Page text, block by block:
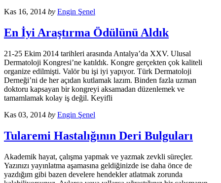
Kas 16, 2014 by Engin Şenel
En İyi Araştırma Ödülünü Aldık
21-25 Ekim 2014 tarihleri arasında Antalya’da XXV. Ulusal
Dermatoloji Kongresi’ne katıldık. Kongre gerçekten çok kaliteli
organize edilmişti. Valör bu işi iyi yapıyor. Türk Dermatoloji
Derneği’ni de her açıdan kutlamak lazım. Binden fazla uzman
doktoru kapsayan bir kongreyi aksamadan düzenlemek ve
tamamlamak kolay iş değil. Keyifli
Kas 03, 2014 by Engin Şenel
Tularemi Hastalığının Deri Bulguları
Akademik hayat, çalışma yapmak ve yazmak zevkli süreçler.
Yazınızı yayınlatma aşamasına geldiğinizde ise daha önce de
yazdığım gibi bazen develere hendekler atlatmak zorunda